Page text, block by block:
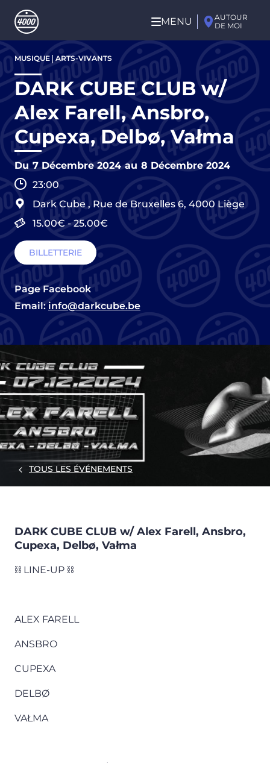
Aller au contenu principal
MENU
AUTOUR
DE MOI
Aller
au
contenu
principal
MUSIQUE ARTS-VIVANTS
DARK CUBE CLUB w/
Alex Farell, Ansbro,
Cupexa, Delbø, Vałma
Du 7 Décembre 2024 au 8 Décembre 2024
23:00
Dark Cube, Rue de Bruxelles 6, 4000 Liège
15.00€-25.00€
BILLETTERIE
Page Facebook
Email:info@darkcube.be
TOUS LES ÉVÉNEMENTS
DARK CUBE CLUB w/ Alex Farell, Ansbro,
Cupexa, Delbø, Vałma
⛓️ LINE-UP ⛓️
ALEX FARELL
ANSBRO
CUPEXA
DELBØ
VAŁMA